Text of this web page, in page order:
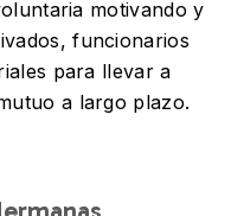
motivando y
funcionarios
para llevar a
a largo plazo.